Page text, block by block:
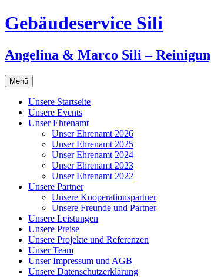
Zum
Inhalt
Gebäudeservice Sili
Angelina & Marco Sili –
Menü
Unsere Startseite
Unsere Events
Unser Ehrenamt
Unser Ehrenamt 2026
Unser Ehrenamt 2025
Unser Ehrenamt 2024
Unser Ehrenamt 2023
Unser Ehrenamt 2022
Unsere Partner
Unsere Kooperationspartner
Unsere Freunde und Partner
Unsere Leistungen
Unsere Preise
Unsere Projekte und Referenzen
Unser Team
Unser Impressum und AGB
Unsere Datenschutzerklärung